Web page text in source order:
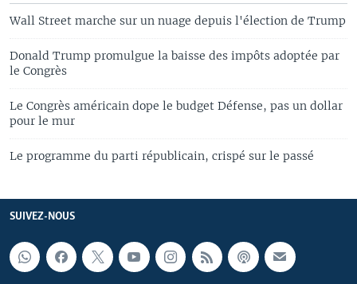
Wall Street marche sur un nuage depuis l'élection de Trump
Donald Trump promulgue la baisse des impôts adoptée par
le Congrès
Le Congrès américain dope le budget Défense, pas un dollar
pour le mur
Le programme du parti républicain, crispé sur le passé
SUIVEZ-NOUS